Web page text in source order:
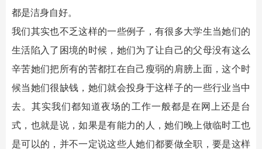
都是洁身自好。
我们其实也不乏这样的一些例子，有很多大学生当她们的
生活陷入了困境的时候，她们为了让自己的父母没有这么
辛苦她们把所有的苦都扛在自己瘦弱的肩膀上面，这个时
候当她们很缺钱，她们就会投身于这样子的一些行业当中
去。其实我们都知道夜场的工作一般都是在网上还是台
式，也就是说，如果是有能力的人，她们晚上做临时工也
是可以的，并不一定说这些人她们都要做全职，要是这样